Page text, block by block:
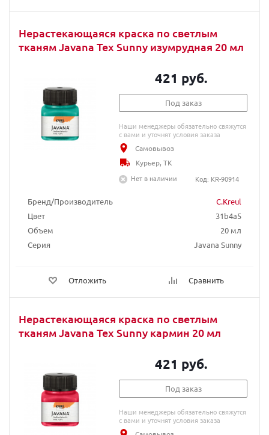
Нерастекающаяся краска по светлым
тканям Javana Tex Sunny изумрудная 20 мл
Бренд/Производитель
C.Kreul
Цвет
31b4a5
Объем
20 мл
Серия
Javana Sunny
Отложить Сравнить
421 руб.
Под заказ
Наши менеджеры обязательно свяжутся
с вами и уточнят условия заказа
Самовывоз
Курьер, ТК
Нет в наличии
Код: KR-90914
Нерастекающаяся краска по светлым
тканям Javana Tex Sunny кармин 20 мл
421 руб.
Под заказ
Наши менеджеры обязательно свяжутся
с вами и уточнят условия заказа